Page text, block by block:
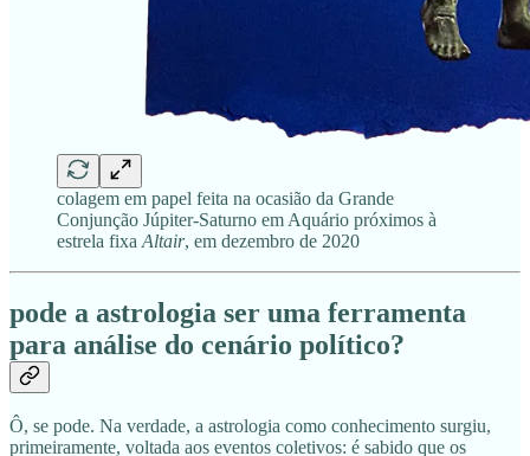
colagem em papel feita na ocasião da Grande
Conjunção Júpiter-Saturno em Aquário próximos à
estrela fixa Altair, em dezembro de 2020
pode a astrologia ser uma ferramenta
para análise do cenário político?
Ô, se pode. Na verdade, a astrologia como conhecimento surgiu,
primeiramente, voltada aos eventos coletivos: é sabido que os